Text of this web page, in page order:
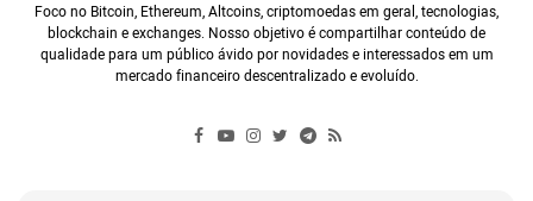
Foco no Bitcoin, Ethereum, Altcoins, criptomoedas em geral, tecnologias,
blockchain e exchanges. Nosso objetivo é compartilhar conteúdo de
qualidade para um público ávido por novidades e interessados em um
mercado financeiro descentralizado e evoluído.